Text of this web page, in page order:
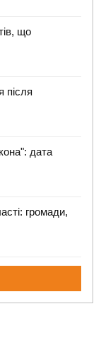
що
після
дата
громади,